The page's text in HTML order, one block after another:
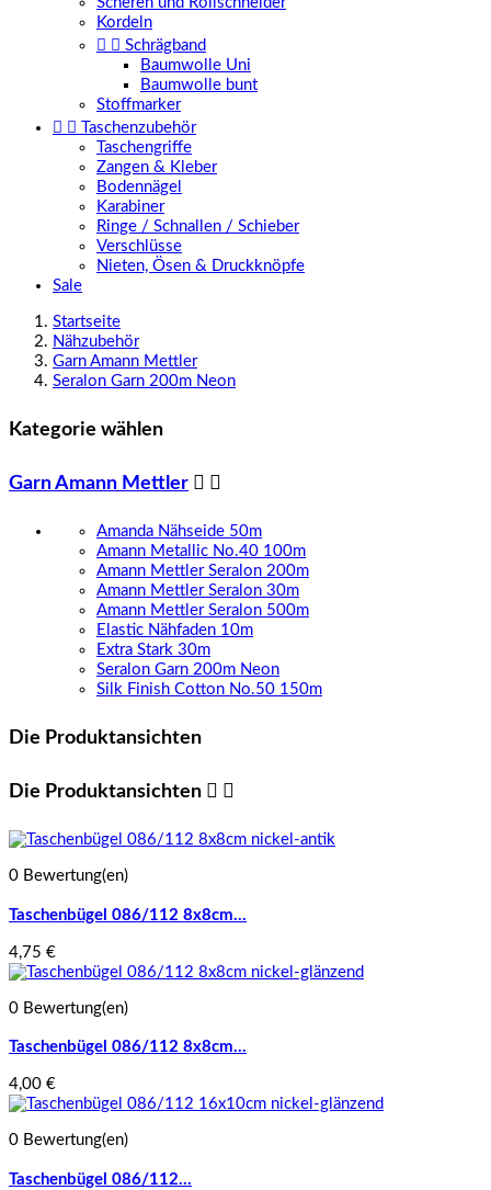
Kordeln
  Schrägband
Baumwolle Uni
Baumwolle bunt
Stoffmarker
 
Taschenzubehör
Taschengriffe
Zangen & Kleber
Bodennägel
Karabiner
Ringe / Schnallen / Schieber
Verschlüsse
Nieten, Ösen & Druckknöpfe
Sale
Startseite
Nähzubehör
Garn Amann Mettler
Seralon Garn 200m Neon
Kategorie wählen
Garn Amann Mettler  
Amanda Nähseide 50m
Amann Metallic No.40 100m
Amann Mettler Seralon 200m
Amann Mettler Seralon 30m
Amann Mettler Seralon 500m
Elastic Nähfaden 10m
Extra Stark 30m
Seralon Garn 200m Neon
Silk Finish Cotton No.50 150m
Die Produktansichten
Die Produktansichten  
0 Bewertung(en)
Taschenbügel 086/112 8x8cm...
4,75 €
0 Bewertung(en)
Taschenbügel 086/112 8x8cm...
4,00 €
0 Bewertung(en)
Taschenbügel 086/112...